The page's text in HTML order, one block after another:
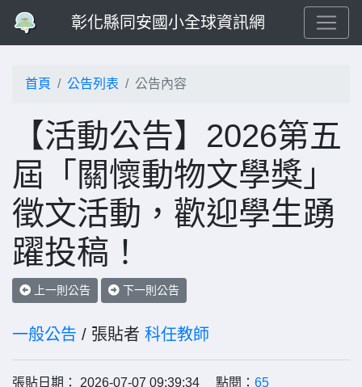
彰化縣同安國小全球資訊網
首頁 公告列表 公告內容
【活動公告】2026第五
屆「關懷動物文學獎」
徵文活動，歡迎學生踴
躍投稿！
上一則公告 下一則公告
一般公告 / 張貼者 科任教師
張貼日期： 2026-07-07 09:39:34 點閱： 65